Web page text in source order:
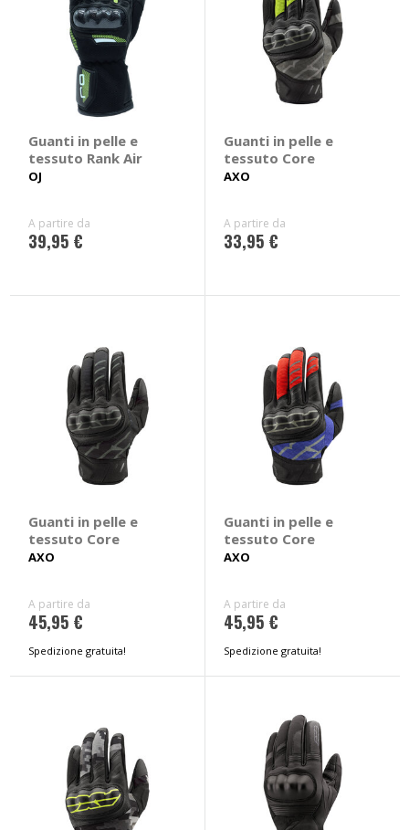
Guanti in pelle e
tessuto Rank Air
OJ
A partire da
39,95 €
Guanti in pelle e
tessuto Core
AXO
A partire da
33,95 €
Guanti in pelle e
tessuto Core
AXO
A partire da
45,95 €
Spedizione gratuita!
Guanti in pelle e
tessuto Core
AXO
A partire da
45,95 €
Spedizione gratuita!